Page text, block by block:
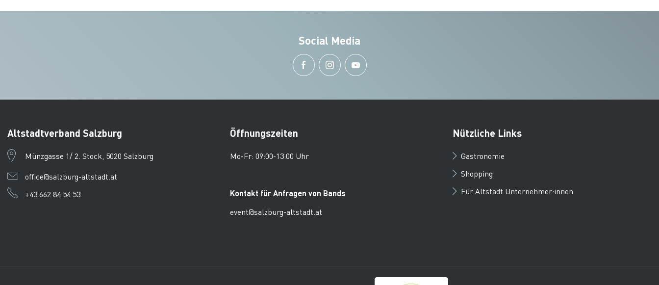
Social Media
Altstadtverband Salzburg
Münzgasse 1/ 2. Stock, 5020 Salzburg
office@salzburg-altstadt.at
+43 662 84 54 53
Öffnungszeiten
Mo-Fr: 09:00-13:00 Uhr
Kontakt für Anfragen von Bands
event@salzburg-altstadt.at
Nützliche Links
Gastronomie
Shopping
Für Altstadt Unternehmer:innen